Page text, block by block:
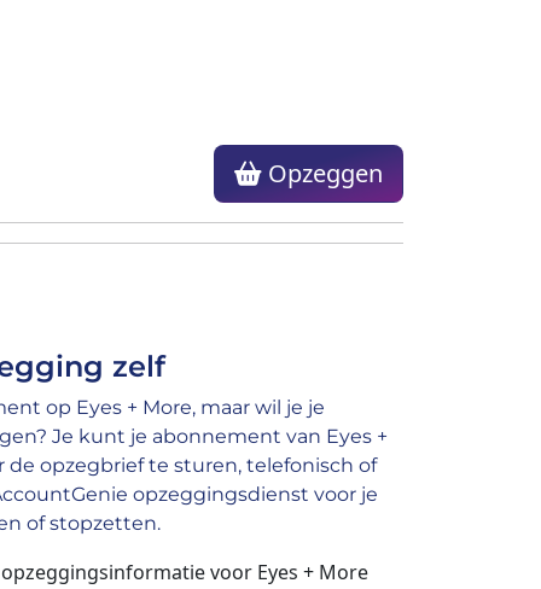
Opzeggen
zelf
op Eyes + More, maar wil je je
Je kunt je abonnement van Eyes +
de opzegbrief te sturen, telefonisch of
opzeggingsdienst voor je
of stopzetten.
voor Eyes + More